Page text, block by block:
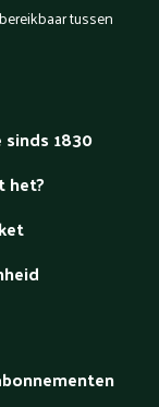
tussen
sinds 1830
het?